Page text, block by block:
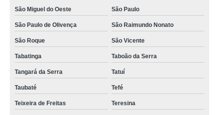
São Miguel do Oeste São Paulo
São Paulo de Olivença São Raimundo Nonato
São Roque São Vicente
Tabatinga Taboão da Serra
Tangará da Serra Tatuí
Taubaté Tefé
Teixeira de Freitas Teresina